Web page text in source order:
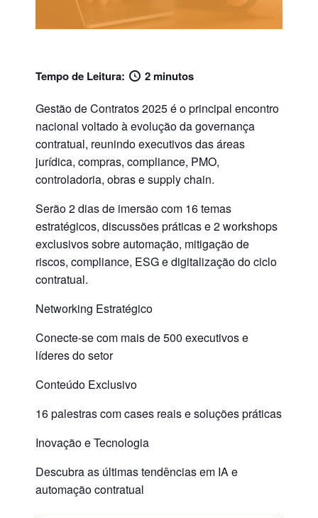
Tempo de Leitura: 2 minutos
Gestão de Contratos 2025 é o principal encontro
nacional voltado à evolução da governança
contratual, reunindo executivos das áreas
jurídica, compras, compliance, PMO,
controladoria, obras e supply chain.
Serão 2 dias de imersão com 16 temas
estratégicos, discussões práticas e 2 workshops
exclusivos sobre automação, mitigação de
riscos, compliance, ESG e digitalização do ciclo
contratual.
Networking Estratégico
Conecte-se com mais de 500 executivos e
líderes do setor
Conteúdo Exclusivo
16 palestras com cases reais e soluções práticas
Inovação e Tecnologia
Descubra as últimas tendências em IA e
automação contratual